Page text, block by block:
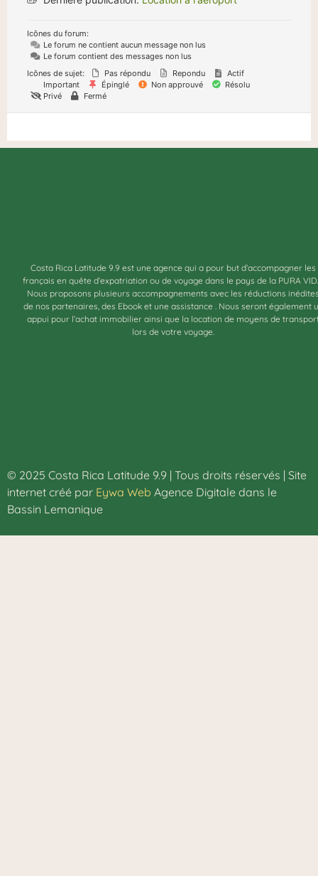
Icônes du forum:
Le forum ne contient aucun message non lus
Le forum contient des messages non lus
Icônes de sujet:
Pas répondu Repondu
Actif
Important
Épinglé Non approuvé
Résolu
Privé
Fermé
Costa Rica Latitude 9.9 est une agence qui a pour but d’accompagner les
français en quête d’expatriation ou de voyage dans le pays de la PURA
Nous proposons plusieurs accompagnements avec les réductions
de nos partenaires, des Ebook et une assistance . Nous seront également
appui pour l’achat immobilier ainsi que la location de moyens de
lors de votre voyage.
© 2025 Costa Rica Latitude 9.9 | Tous droits réservés | Site
internet créé par Eywa Web Agence Digitale dans le
Bassin Lemanique